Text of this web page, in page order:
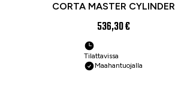
CORTA MASTER CYLINDER
536,30 €
Tilattavissa
Maahantuojalla